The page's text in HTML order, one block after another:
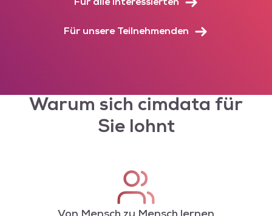
Für alle Interessierten
Für unsere Teilnehmenden
Warum sich cimdata für
Sie lohnt